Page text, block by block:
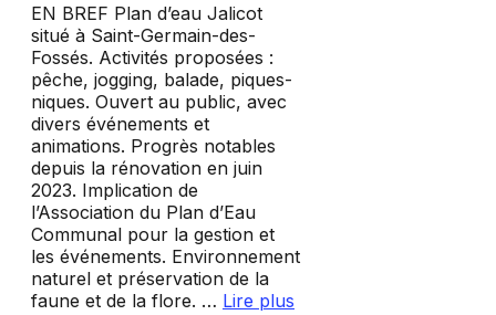
EN BREF Plan d’eau Jalicot
situé à Saint-Germain-des-
Fossés. Activités proposées :
pêche, jogging, balade, piques-
niques. Ouvert au public, avec
divers événements et
animations. Progrès notables
depuis la rénovation en juin
2023. Implication de
l’Association du Plan d’Eau
Communal pour la gestion et
les événements. Environnement
naturel et préservation de la
faune et de la flore. … Lire plus